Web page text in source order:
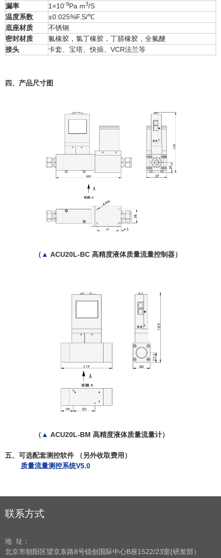
漏率
1×10-9Pa m3/S
温度系数
±0.025%F.S/℃
底座材质
不锈钢
密封材质
氟橡胶，氯丁橡胶，丁腈橡胶，全氟醚
接头
卡套、宝塔、快插、VCR法兰等
四、产品尺寸图
（ ▲ ACU20L-BC 高精度液体质量流量控制器）
（ ▲ ACU20L-BM 高精度液体质量流量计）
五、可选配套测控软件
（另外收取费用）
质量流量测控系统V5.0
联系方式
地 址：
北京市朝阳区望京东路8号锐创国际中心B座1522/23室(研发部）